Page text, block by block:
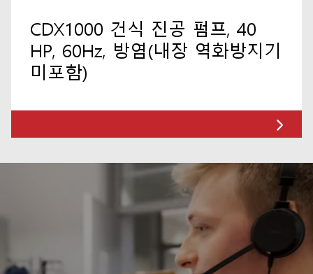
CDX1000 건식 진공 펌프, 40
HP, 60Hz, 방염(내장 역화방지기
미포함)